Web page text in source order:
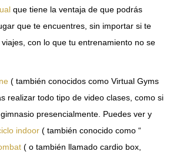
que tiene la ventaja de que podrás
que te encuentres, sin importar si te
con lo que tu entrenamiento no se
( también conocidos como Virtual Gyms
realizar todo tipo de video clases, como si
presencialmente. Puedes ver y
indoor( también conocido como “
( o también llamado cardio box,